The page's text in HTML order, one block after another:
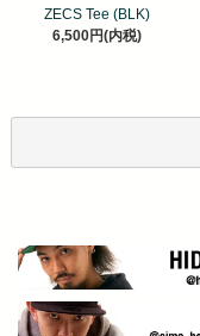
ZECS Tee (BLK)
6,500円(内税)